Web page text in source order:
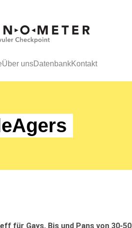
Über unsDatenbankKontakt
für Gays, Bis und Pans von 30-50 |